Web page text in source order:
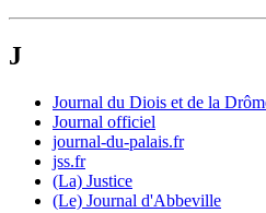
J
Journal du Diois et de la
Journal officiel
journal-du-palais.fr
jss.fr
(La) Justice
(Le) Journal d'Abbeville